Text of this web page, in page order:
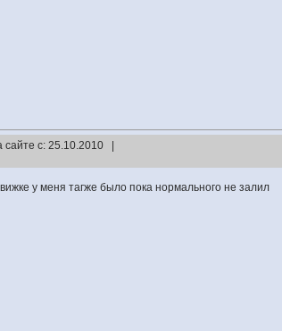
с: 25.10.2010 |
у меня тагже было пока нормального не залил